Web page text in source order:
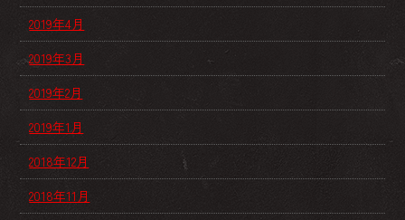
2019年4月
2019年3月
2019年2月
2019年1月
2018年12月
2018年11月